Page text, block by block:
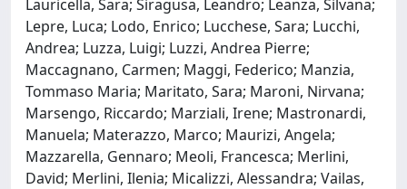
Lauricella, Sara; Siragusa, Leandro; Leanza, Silvana;
Lepre, Luca; Lodo, Enrico; Lucchese, Sara; Lucchi,
Andrea; Luzza, Luigi; Luzzi, Andrea Pierre;
Maccagnano, Carmen; Maggi, Federico; Manzia,
Tommaso Maria; Maritato, Sara; Maroni, Nirvana;
Marsengo, Riccardo; Marziali, Irene; Mastronardi,
Manuela; Materazzo, Marco; Maurizi, Angela;
Mazzarella, Gennaro; Meoli, Francesca; Merlini,
David; Merlini, Ilenia; Micalizzi, Alessandra; Vailas,